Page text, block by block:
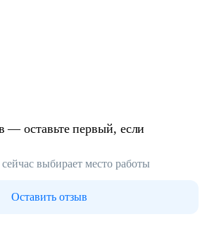
— оставьте первый, если
выбирает место работы
Оставить отзыв